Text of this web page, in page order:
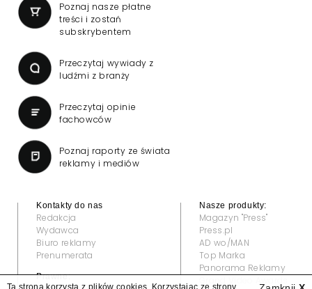
Poznaj nasze płatne
treści i zostań
subskrybentem
Przeczytaj wywiady z
ludźmi z branży
Przeczytaj opinie
fachowców
Poznaj raporty ze świata
reklamy i mediów
Kontakty do nas
Redakcja
Wydawca
Biuro reklamy
Prenumerata
Prawne:
Nasze produkty:
Magazyn "Press"
Press.pl
AD wo/MAN
Top Marka
Panorama Reklamy
Ta strona korzysta z plików cookies. Korzystając ze strony